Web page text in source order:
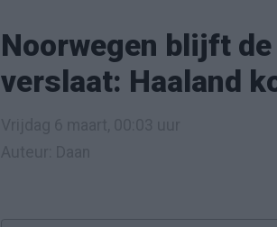
Noorwegen blijft
verslaat: Haaland